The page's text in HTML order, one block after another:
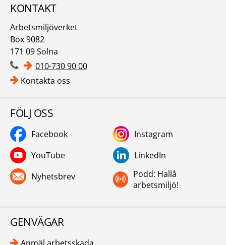
KONTAKT
Arbetsmiljöverket
Box 9082
171 09 Solna
010-730 90 00
Kontakta oss
FÖLJ OSS
Facebook
Instagram
YouTube
LinkedIn
Nyhetsbrev
Podd: Hallå
arbetsmiljö!
GENVÄGAR